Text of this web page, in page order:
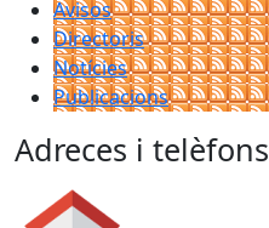
Avisos
Directoris
Notícies
Publicacions
Adreces i telèfons